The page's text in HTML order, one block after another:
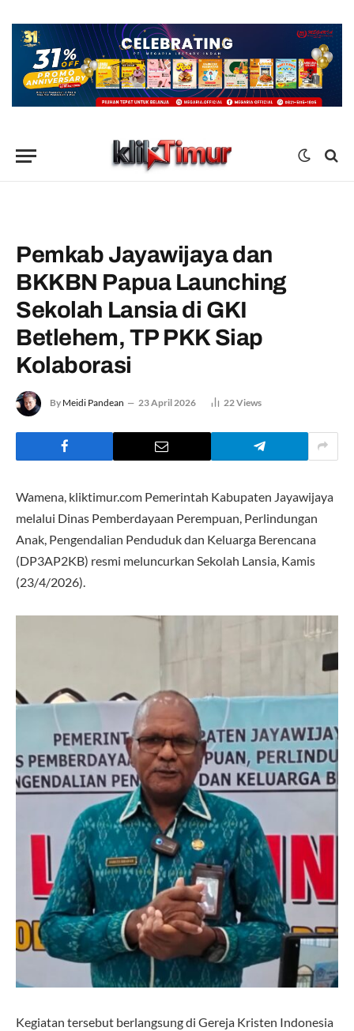
Pemkab Jayawijaya dan
BKKBN Papua Launching
Sekolah Lansia di GKI
Betlehem, TP PKK Siap
Kolaborasi
By Meidi Pandean 23 April 2026 22Views
Wamena, kliktimur.com Pemerintah Kabupaten Jayawijaya
melalui Dinas Pemberdayaan Perempuan, Perlindungan
Anak, Pengendalian Penduduk dan Keluarga Berencana
(DP3AP2KB) resmi meluncurkan Sekolah Lansia, Kamis
(23/4/2026).
Kegiatan tersebut berlangsung di Gereja Kristen Indonesia